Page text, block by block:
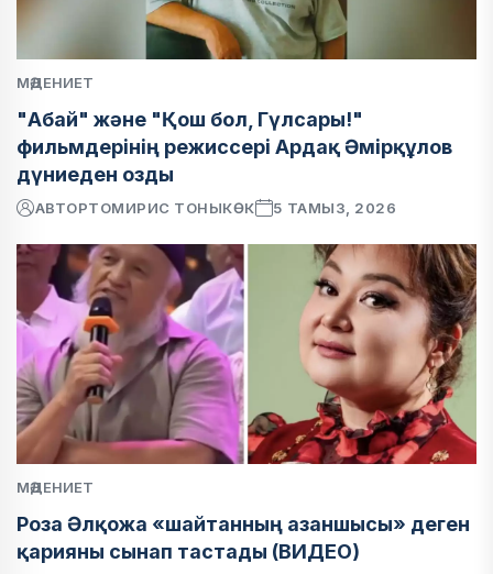
МӘДЕНИЕТ
"Абай" және "Қош бол, Гүлсары!"
фильмдерінің режиссері Ардақ Әмірқұлов
дүниеден озды
АВТОРТОМИРИС ТОНЫКӨК 5 ТАМЫЗ, 2026
МӘДЕНИЕТ
Роза Әлқожа «шайтанның азаншысы» деген
қарияны сынап тастады (ВИДЕО)